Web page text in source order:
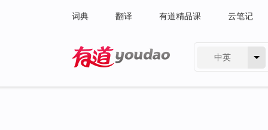
词典 翻译 有道精品课 云笔记
中英